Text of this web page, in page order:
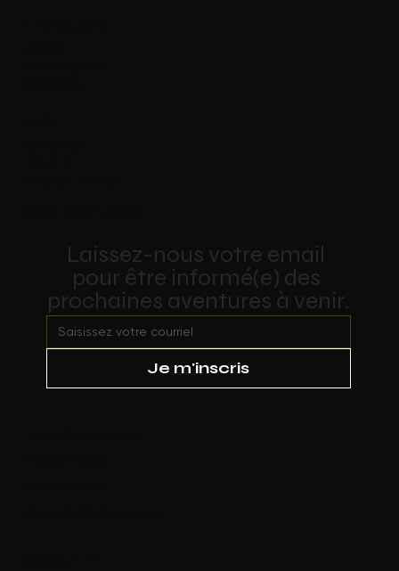
Laissez-nous votre email
pour être informé(e) des
prochaines aventures à venir.
Je m'inscris